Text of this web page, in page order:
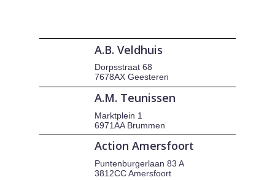
A.B. Veldhuis
Dorpsstraat 68
7678AX Geesteren
A.M. Teunissen
Marktplein 1
6971AA Brummen
Action Amersfoort
Puntenburgerlaan 83 A
3812CC Amersfoort